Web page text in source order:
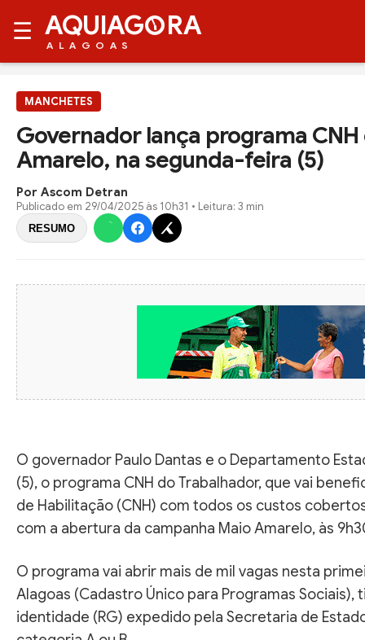
☰ AQUIAG RA
ALAGOAS
MANCHETES
Governador lança programa
Amarelo, na segunda-feira (5)
Por Ascom Detran
Publicado em 29/04/2025 às 10h31 • Leitura: 3 min
RESUMO
O governador Paulo Dantas e o Departamento
(5), o programa CNH do Trabalhador, que vai
de Habilitação (CNH) com todos os custos
com a abertura da campanha Maio Amarelo, às
O programa vai abrir mais de mil vagas nesta
Alagoas (Cadastro Único para Programas
identidade (RG) expedido pela Secretaria de